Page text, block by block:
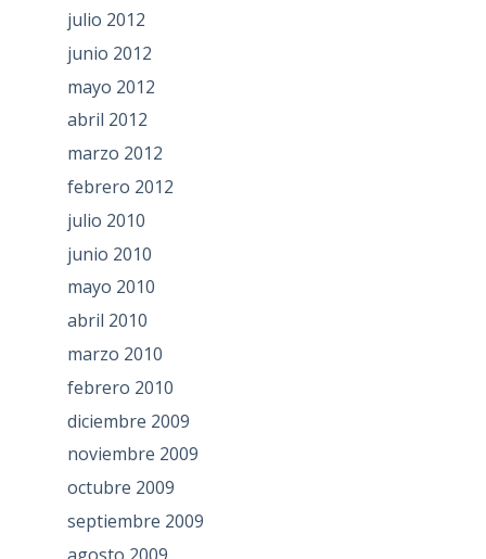
julio 2012
junio 2012
mayo 2012
abril 2012
marzo 2012
febrero 2012
julio 2010
junio 2010
mayo 2010
abril 2010
marzo 2010
febrero 2010
diciembre 2009
noviembre 2009
octubre 2009
septiembre 2009